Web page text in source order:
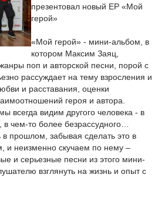
презентовал новый EP «Мой
герой»
«Мой герой» - мини-альбом, в
котором Максим Заяц,
поп и авторской песни, порой с
рассуждает на тему взросления и
и расставания, оценки
героя и автора.
всегда видим другого человека - в
чем-то более безрассудного…
в прошлом, забывая сделать это в
и неизменно скучаем по нему –
и серьезные песни из этого мини-
взглянуть на жизнь и опыт с